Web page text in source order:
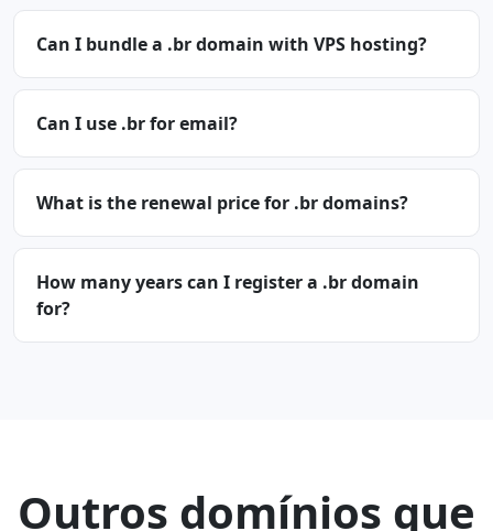
Can I bundle a .br domain with VPS hosting?
Can I use .br for email?
What is the renewal price for .br domains?
How many years can I register a .br domain
for?
Outros domínios que